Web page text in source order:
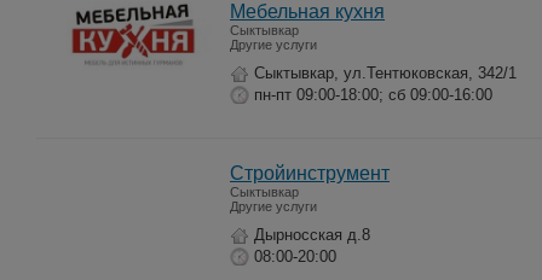
Мебельная кухня
Сыктывкар
Другие услуги
Сыктывкар, ул.Тентюковская, 342/1
пн-пт 09:00-18:00; сб 09:00-16:00
Стройинструмент
Сыктывкар
Другие услуги
Дырносская д.8
08:00-20:00